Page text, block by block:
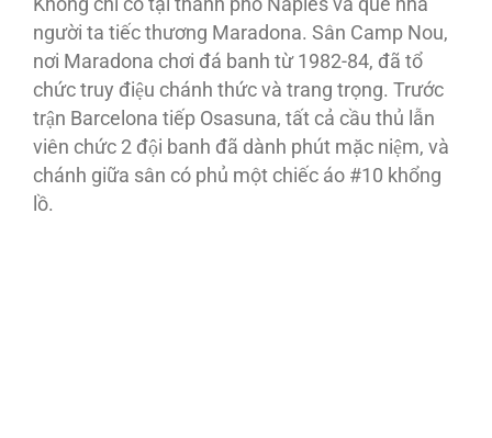
Không chỉ có tại thành phố Naples và quê nhà
người ta tiếc thương Maradona. Sân Camp Nou,
nơi Maradona chơi đá banh từ 1982-84, đã tổ
chức truy điệu chánh thức và trang trọng. Trước
trận Barcelona tiếp Osasuna, tất cả cầu thủ lẫn
viên chức 2 đội banh đã dành phút mặc niệm, và
chánh giữa sân có phủ một chiếc áo #10 khổng
lồ.